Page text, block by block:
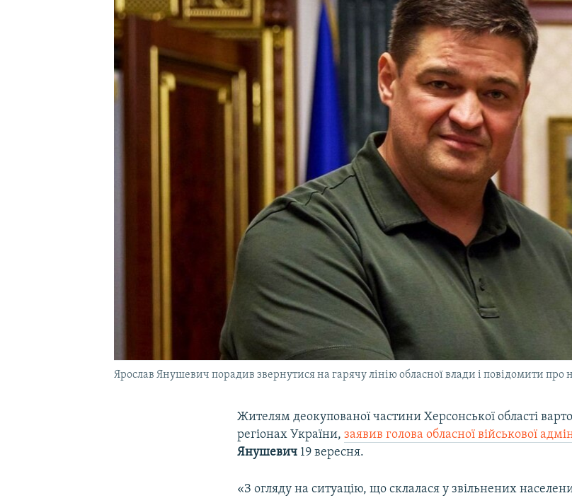
УКРАЇНСЬКА ПРОБЛЕМА КРИМУ
Ярослав Янушевич порадив звернутися на гарячу лінію обласної влади і повідомити
Жителям деокупованої частини Херсонської області
регіонах України,заявив голова обласної військової
Янушевич 19 вересня.
«З огляду на ситуацію, що склалася у звільнених